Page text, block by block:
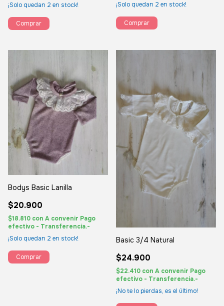
¡Solo quedan 2 en stock!
Comprar
¡Solo quedan 2 en stock!
Comprar
Bodys Basic Lanilla
$20.900
$18.810 con A convenir Pago
efectivo - Transferencia.-
¡Solo quedan 2 en stock!
Comprar
Basic 3/4 Natural
$24.900
$22.410 con A convenir Pago
efectivo - Transferencia.-
¡No te lo pierdas, es el último!